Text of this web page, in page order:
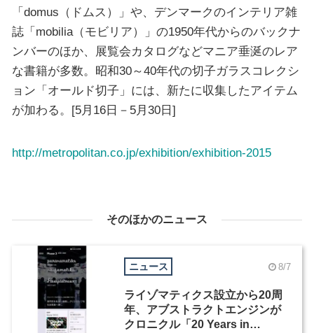
「domus（ドムス）」や、デンマークのインテリア雑
誌「mobilia（モビリア）」の1950年代からのバックナ
ンバーのほか、展覧会カタログなどマニア垂涎のレア
な書籍が多数。昭和30～40年代の切子ガラスコレクシ
ョン「オールド切子」には、新たに収集したアイテム
が加わる。[5月16日－5月30日]
http://metropolitan.co.jp/exhibition/exhibition-2015
そのほかのニュース
ニュース 8/7
ライゾマティクス設立から20周
年、アブストラクトエンジンが
クロニクル「20 Years in